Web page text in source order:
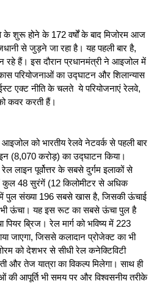
के शुरू होने के 172 वर्षों के बाद मिजोरम आज
से जुड़ने जा रहा है। यह पहली बार है,
रहे हैं। इस दौरान प्रधानमंत्री ने आइजोल में
परियोजनाओं का उद्घाटन और शिलान्यास
एक्ट नीति के चलते ये परियोजनाएं रेलवे,
कवर करती हैं।
आइजोल को भारतीय रेलवे नेटवर्क से पहली बार
(8,070 करोड़) का उद्घाटन किया।
लाइन पूर्वोत्तर के सबसे दुर्गम इलाकों से
कुल 48 सुरंगें (12 किलोमीटर से अधिक
पुल संख्या 196 सबसे खास है, जिसकी ऊंचाई
भी ऊंचा। यह इस रूट का सबसे ऊंचा पुल है
ब्रिज। रेल मार्ग को भविष्य में 223
जाएगा, जिससे कलादान प्रोजेक्ट का भी
को देशभर से सीधी रेल कनेक्टिविटी
और तेज यात्रा का विकल्प मिलेगा। साथ ही
आपूर्ति भी समय पर और विश्वसनीय तरीके